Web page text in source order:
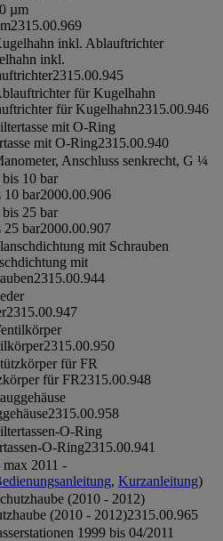
µm
2315.00.969
inkl. Ablauftrichter
inkl.
2315.00.945
für Kugelhahn
für Kugelhahn2315.00.946
mit O-Ring
mit O-Ring2315.00.940
Anschluss senkrecht, G ¼
bis 10 bar
10 bar2000.00.906
bis 25 bar
25 bar2000.00.907
mit Schrauben
mit
2315.00.944
2315.00.947
2315.00.950
für FR
für FR2315.00.948
2315.00.958
O-Ring
O-Ring2315.00.941
2011 -
, Kurzanleitung)
(2010 - 2012)
(2010 - 2012)2315.00.965
1999 bis 04/2011